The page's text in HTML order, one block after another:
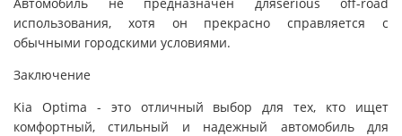
использования, хотя он прекрасно справляется с
обычными городскими условиями.
Заключение
Kia Optima - это отличный выбор для тех, кто ищет
комфортный, стильный и надежный автомобиль для